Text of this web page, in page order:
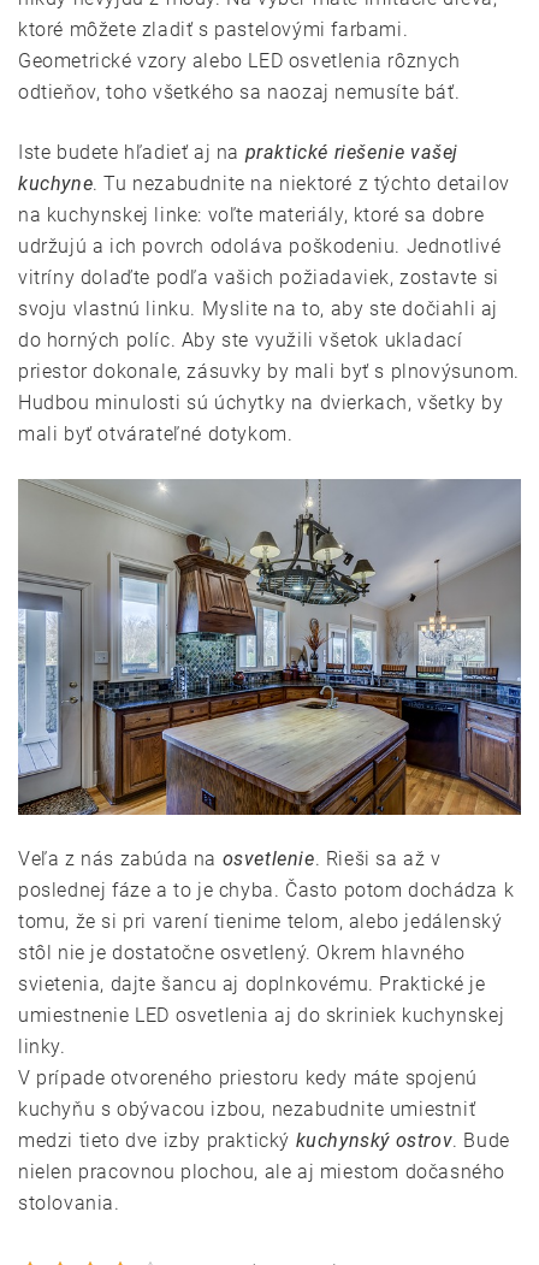
ktoré môžete zladiť s pastelovými farbami.
Geometrické vzory alebo LED osvetlenia rôznych
odtieňov, toho všetkého sa naozaj nemusíte báť.
Iste budete hľadieť aj na praktické riešenie vašej
kuchyne. Tu nezabudnite na niektoré z týchto detailov
na kuchynskej linke: voľte materiály, ktoré sa dobre
udržujú a ich povrch odoláva poškodeniu. Jednotlivé
vitríny dolaďte podľa vašich požiadaviek, zostavte si
svoju vlastnú linku. Myslite na to, aby ste dočiahli aj
do horných políc. Aby ste využili všetok ukladací
priestor dokonale, zásuvky by mali byť s plnovýsunom.
Hudbou minulosti sú úchytky na dvierkach, všetky by
mali byť otvárateľné dotykom.
Veľa z nás zabúda na osvetlenie. Rieši sa až v
poslednej fáze a to je chyba. Často potom dochádza k
tomu, že si pri varení tienime telom, alebo jedálenský
stôl nie je dostatočne osvetlený. Okrem hlavného
svietenia, dajte šancu aj doplnkovému. Praktické je
umiestnenie LED osvetlenia aj do skriniek kuchynskej
linky.
V prípade otvoreného priestoru kedy máte spojenú
kuchyňu s obývacou izbou, nezabudnite umiestniť
medzi tieto dve izby praktický kuchynský ostrov. Bude
nielen pracovnou plochou, ale aj miestom dočasného
stolovania.